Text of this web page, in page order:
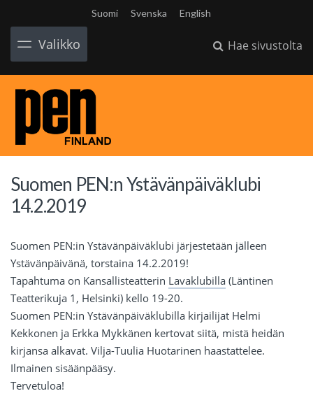
Suomi Svenska English
Valikko Hae sivustolta
Suomen PEN:n Ystävänpäiväklubi
14.2.2019
Suomen PEN:in Ystävänpäiväklubi järjestetään jälleen
Ystävänpäivänä, torstaina 14.2.2019!
Tapahtuma on Kansallisteatterin Lavaklubilla (Läntinen
Teatterikuja 1, Helsinki) kello 19-20.
Suomen PEN:in Ystävänpäiväklubilla kirjailijat Helmi
Kekkonen ja Erkka Mykkänen kertovat siitä, mistä heidän
kirjansa alkavat. Vilja-Tuulia Huotarinen haastattelee.
Ilmainen sisäänpääsy.
Tervetuloa!